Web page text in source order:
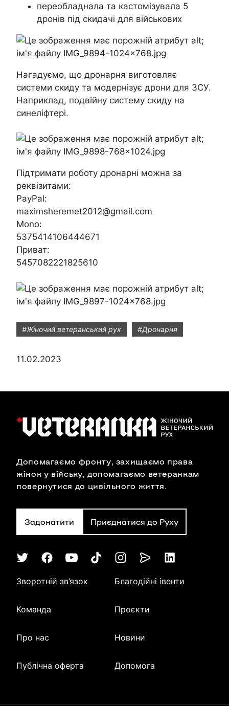
переобладнала та кастомізувала 5
дронів під скидачі для військових
Нагадуємо, що дронарня виготовляє
системи скиду та модернізує дрони для ЗСУ.
Наприклад, подвійну систему скиду на
синеліфтері.
Підтримати роботу дронарні можна за
реквізитами:
PayPal:
maximsheremet2012@gmail.com
Mono:
5375414106444671
Приват:
5457082221825610
#Жіночий ветеранський рух #Дронарня
11.02.2023
Допомагаємо фронту, захищаємо права
жінок у війську, допомагаємо ветеранкам
повернутися до цивільного життя.
Задонатити Приєднатися до Руху
Зворотній зв’язок
Команда
Про нас
Публічна оферта
Благодійні івенти
Проєкти
Новини
Допомога